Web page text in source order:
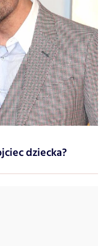
dziecka?